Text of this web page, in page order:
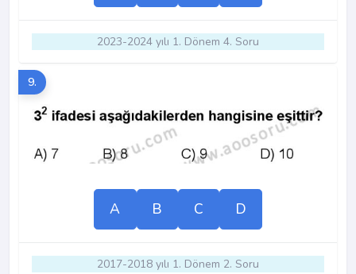
2023-2024 yılı 1. Dönem 4. Soru
9.
A B C D
2017-2018 yılı 1. Dönem 2. Soru